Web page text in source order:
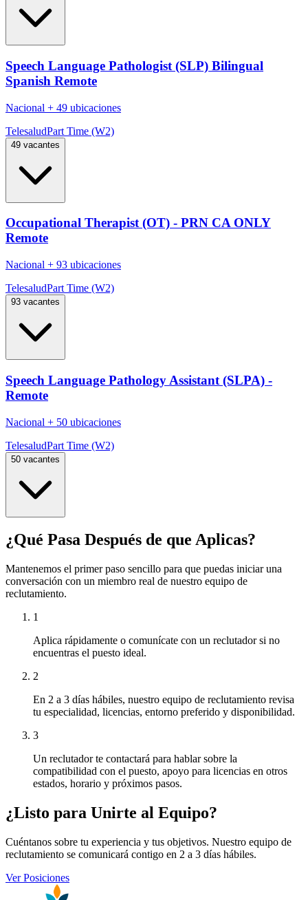
Speech Language Pathologist (SLP) Bilingual
Spanish Remote
Nacional + 49 ubicaciones
TelesaludPart Time (W2)
49 vacantes
Occupational Therapist (OT) - PRN CA ONLY
Remote
Nacional + 93 ubicaciones
TelesaludPart Time (W2)
93 vacantes
Speech Language Pathology Assistant (SLPA) -
Remote
Nacional + 50 ubicaciones
TelesaludPart Time (W2)
50 vacantes
¿Qué Pasa Después de que Aplicas?
Mantenemos el primer paso sencillo para que puedas iniciar una
conversación con un miembro real de nuestro equipo de
reclutamiento.
1
Aplica rápidamente o comunícate con un reclutador si no
encuentras el puesto ideal.
2
En 2 a 3 días hábiles, nuestro equipo de reclutamiento revisa
tu especialidad, licencias, entorno preferido y disponibilidad.
3
Un reclutador te contactará para hablar sobre la
compatibilidad con el puesto, apoyo para licencias en otros
estados, horario y próximos pasos.
¿Listo para Unirte al Equipo?
Cuéntanos sobre tu experiencia y tus objetivos. Nuestro equipo de
reclutamiento se comunicará contigo en 2 a 3 días hábiles.
Ver Posiciones